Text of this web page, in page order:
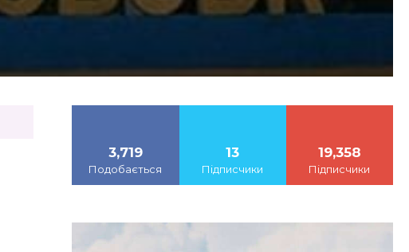
3,719
Подобається
13
Підписчики
19,358
Підписчики